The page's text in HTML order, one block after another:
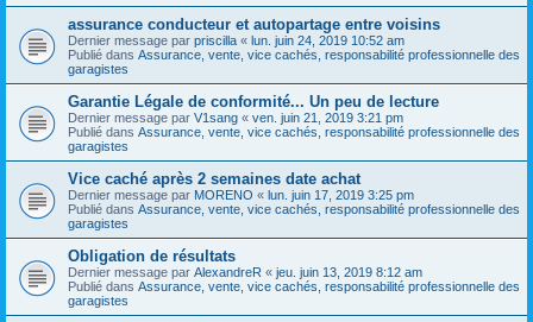
assurance conducteur et autopartage entre voisins
Dernier message par priscilla « lun. juin 24, 2019 10:52 am
Publié dans Assurance, vente, vice cachés, responsabilité professionnelle des
garagistes
Garantie Légale de conformité... Un peu de lecture
Dernier message par V1sang « ven. juin 21, 2019 3:21 pm
Publié dans Assurance, vente, vice cachés, responsabilité professionnelle des
garagistes
Vice caché après 2 semaines date achat
Dernier message par MORENO « lun. juin 17, 2019 3:25 pm
Publié dans Assurance, vente, vice cachés, responsabilité professionnelle des
garagistes
Obligation de résultats
Dernier message par AlexandreR « jeu. juin 13, 2019 8:12 am
Publié dans Assurance, vente, vice cachés, responsabilité professionnelle des
garagistes